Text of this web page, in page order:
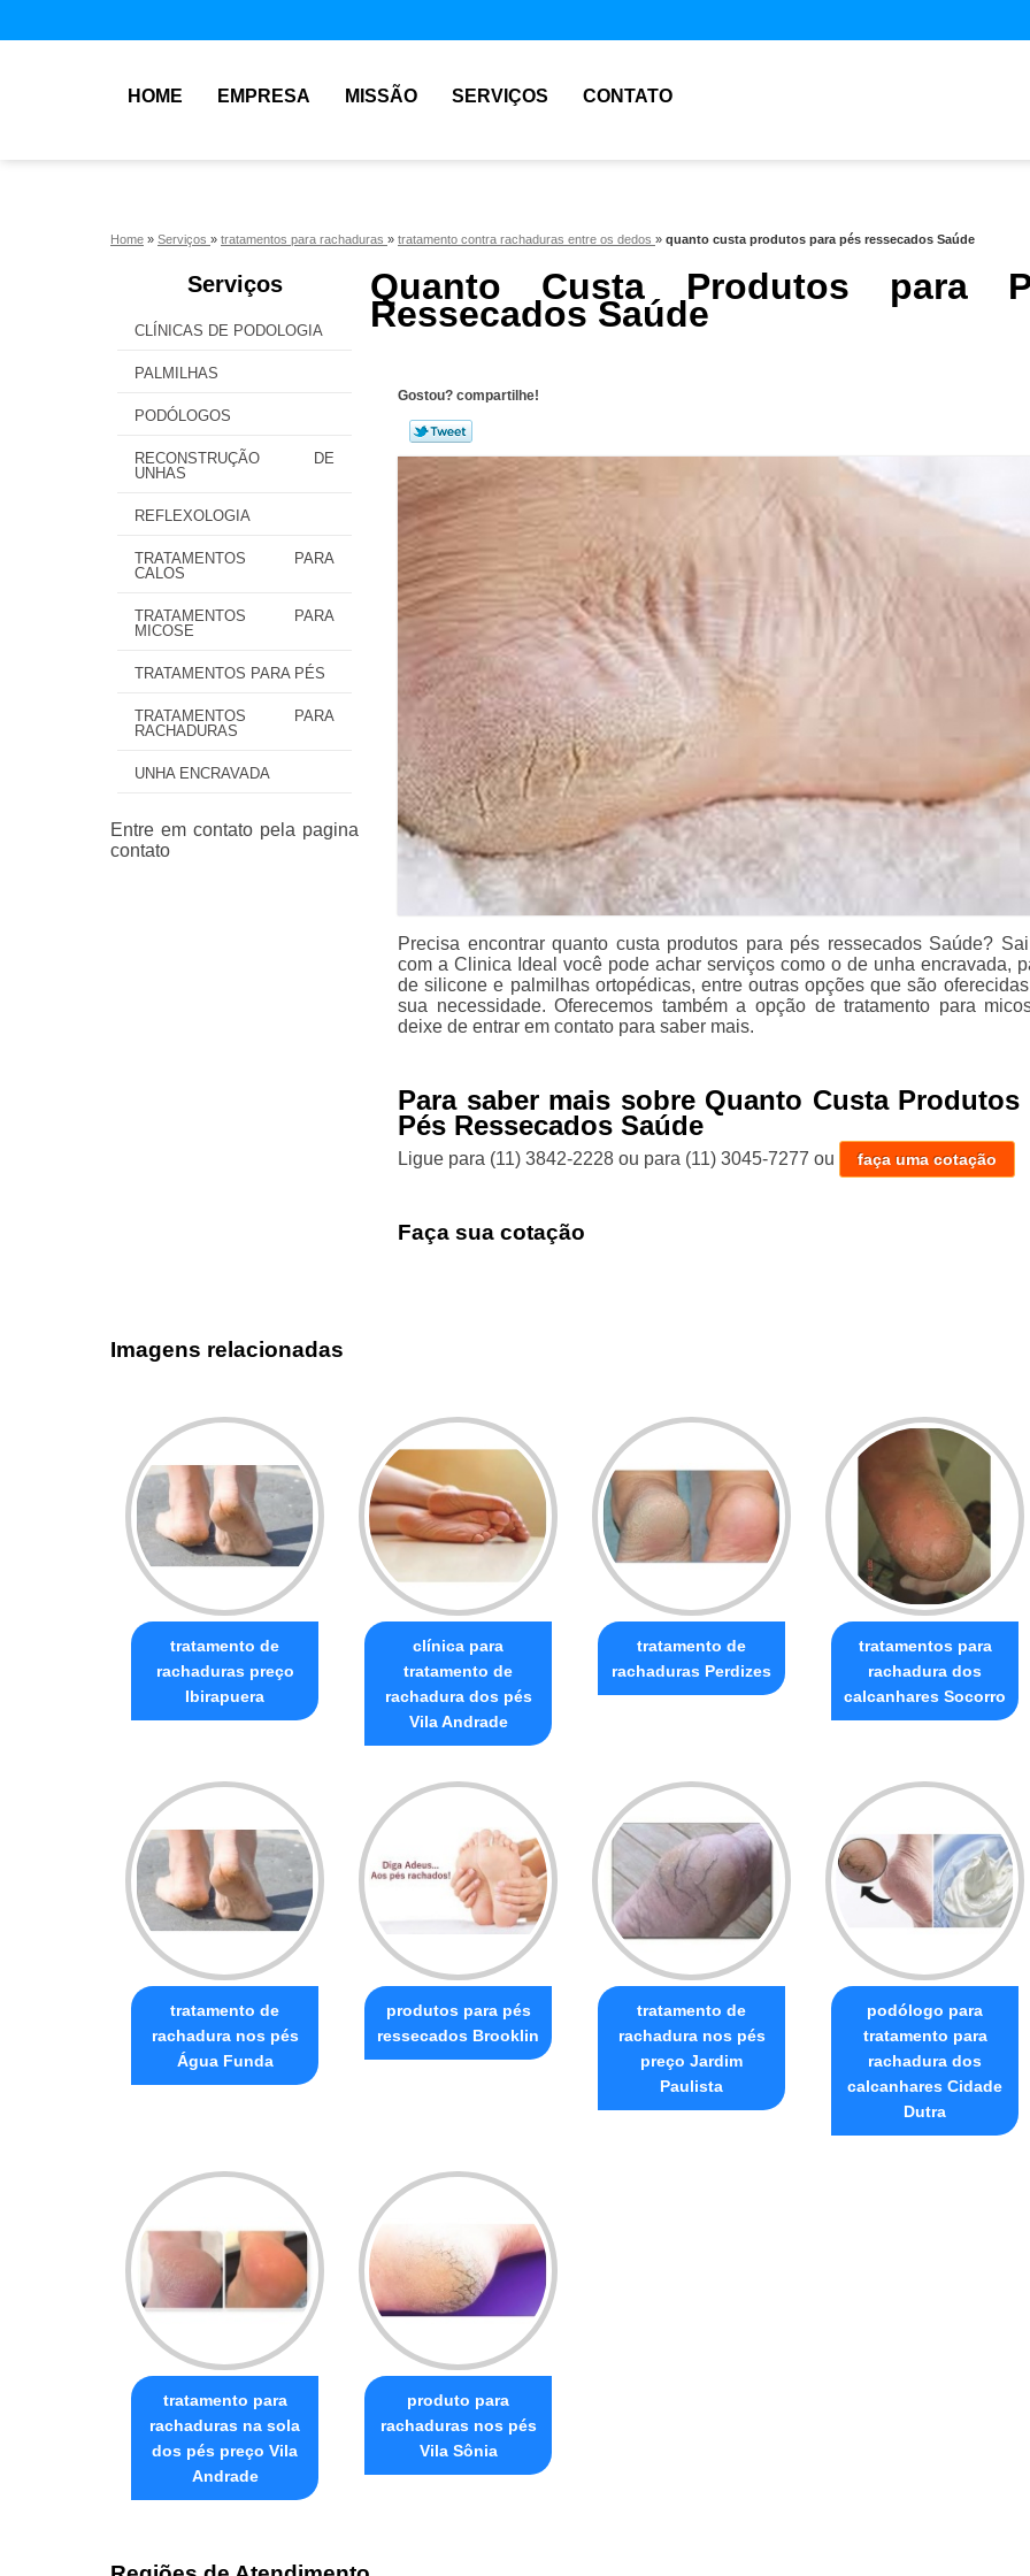
HOME EMPRESA MISSÃO SERVIÇOS CONTATO
Home » Serviços » tratamentos para rachaduras » tratamento contra rachaduras entre os dedos » quanto custa produtos para pés ressecados Saúde
Serviços
CLÍNICAS DE PODOLOGIA
PALMILHAS
PODÓLOGOS
RECONSTRUÇÃO DE
UNHAS
REFLEXOLOGIA
TRATAMENTOS PARA
CALOS
TRATAMENTOS PARA
MICOSE
TRATAMENTOS PARA PÉS
TRATAMENTOS PARA
RACHADURAS
UNHA ENCRAVADA
Quanto Custa Produtos para
Ressecados Saúde
Gostou? compartilhe!
Precisa encontrar quanto custa produtos para pés ressecados Saúde?
com a Clinica Ideal você pode achar serviços como o de unha encravada,
de silicone e palmilhas ortopédicas, entre outras opções que são
sua necessidade. Oferecemos também a opção de tratamento para
deixe de entrar em contato para saber mais.
Para saber mais sobre Quanto Custa Produtos
Pés Ressecados Saúde
Ligue para (11) 3842-2228 ou para (11) 3045-7277 ou faça uma cotação
Faça sua cotação
Imagens relacionadas
tratamento de
rachaduras preço
Ibirapuera
clínica para
tratamento de
rachadura dos pés
Vila Andrade
tratamento de
rachaduras Perdizes
tratamentos para
rachadura dos
calcanhares Socorro
tratamento de
rachadura nos pés
Água Funda
produtos para pés
ressecados Brooklin
tratamento de
rachadura nos pés
preço Jardim
Paulista
podólogo para
tratamento para
rachadura dos
calcanhares Cidade
Dutra
tratamento para
rachaduras na sola
dos pés preço Vila
Andrade
produto para
rachaduras nos pés
Vila Sônia